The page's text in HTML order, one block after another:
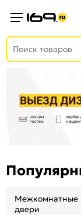
Межкомнатные
двери